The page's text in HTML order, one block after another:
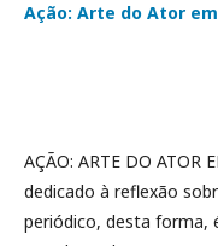
Ação: Arte do Ator
AÇÃO: ARTE DO ATOR
dedicado à reflexão
periódico, desta forma,